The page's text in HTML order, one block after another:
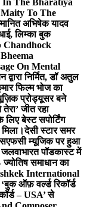
In The Bharatiya
To The
अभिषेक यादव
लिम्का बुक
Chandhock
On Mental
निर्मित, डॉ अतुल
फिल्म भोज का
प्रोड्यूसर बने
जीत रहा
बेस्ट सपोर्टिंग
देसी स्टार समर
एसएफसी म्यूजिक पर हुआ
जलवाभारत पॉडकास्ट में
समाधान का
International
ऑफ़ वर्ल्ड रिकॉर्ड
– USA’ से